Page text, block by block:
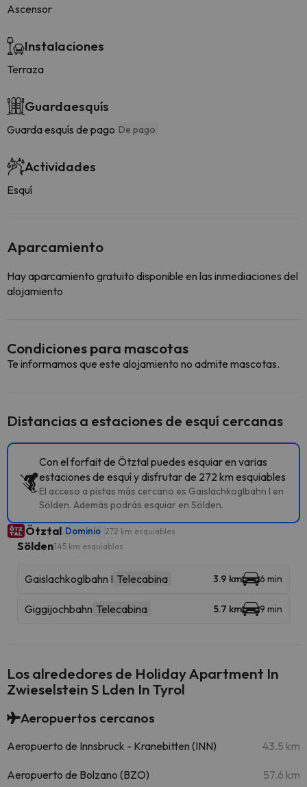
Ascensor
Instalaciones
Terraza
Guardaesquís
Guarda esquís de pago De pago
Actividades
Esquí
Aparcamiento
Hay aparcamiento gratuito disponible en las inmediaciones del
alojamiento
Condiciones para mascotas
Te informamos que este alojamiento no admite mascotas.
Distancias a estaciones de esquí cercanas
Con el forfait de Ötztal puedes esquiar en varias
estaciones de esquí y disfrutar de 272 km esquiables
El acceso a pistas más cercano es Gaislachkoglbahn I en
Sölden. Además podrás esquiar en Sölden.
Ötztal Dominio 272 km esquiables
Sölden145 km esquiables
Gaislachkoglbahn I Telecabina 3.9 km 6 min
Giggijochbahn Telecabina 5.7 km 9 min
Los alrededores de Holiday Apartment In
Zwieselstein S Lden In Tyrol
Aeropuertos cercanos
Aeropuerto de Innsbruck - Kranebitten (INN) 43.5 km
Aeropuerto de Bolzano (BZO) 57.6 km